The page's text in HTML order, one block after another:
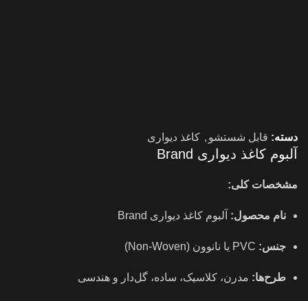
دسته: قابل شستشو , کاغذ دیواری
آلبوم کاغذ دیواری Brand
مشخصات کلی:
نام محصول: آلبوم کاغذ دیواری Brand
جنس:
طرح‌ها: مدرن، کلاسیک، ساده، گل‌دار و هندسی